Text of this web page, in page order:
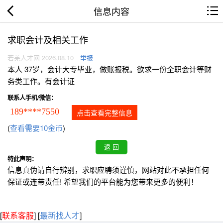
信息内容
求职会计及相关工作
若羌人才网 2026.08.10 举报
本人 37岁，会计大专毕业，做账报税。欲求一份全职会计等财
务类工作。有会计证
联系人手机/微信：
189****7550 点击查看完整信息
(查看需要10金币)
特此声明：
信息真伪请自行辨别，求职应聘须谨慎，网站对此不承担任何
保证或连带责任! 希望我们的平台能为您带来更多的便利！
[联系客服] [最新找人才]